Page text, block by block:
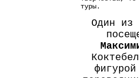
туры.
Один из